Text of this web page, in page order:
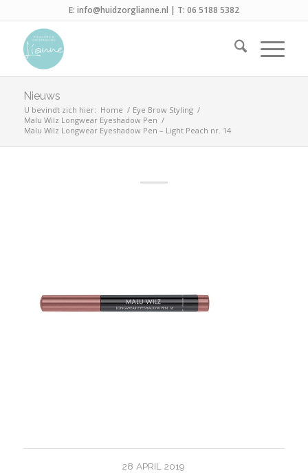
E: info@huidzorglianne.nl | T: 06 5188 5382
Nieuws
U bevindt zich hier: Home / Eye Brow Styling /
Malu Wilz Longwear Eyeshadow Pen /
Malu Wilz Longwear Eyeshadow Pen – Light Peach nr. 14
28 APRIL 2019